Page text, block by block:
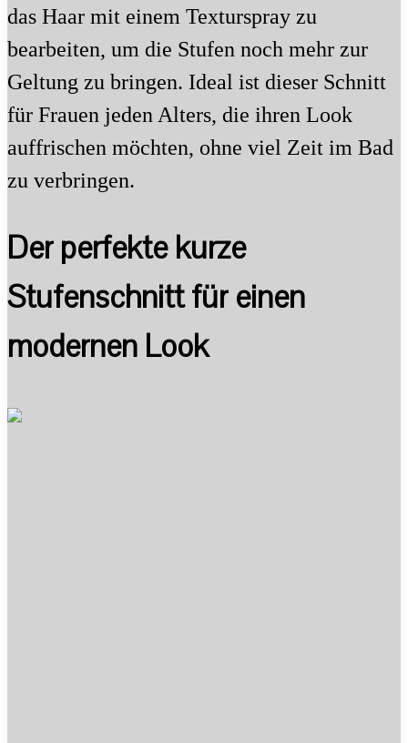
das Haar mit einem Texturspray zu
bearbeiten, um die Stufen noch mehr zur
Geltung zu bringen. Ideal ist dieser Schnitt
für Frauen jeden Alters, die ihren Look
auffrischen möchten, ohne viel Zeit im Bad
zu verbringen.
Der perfekte kurze
Stufenschnitt für einen
modernen Look